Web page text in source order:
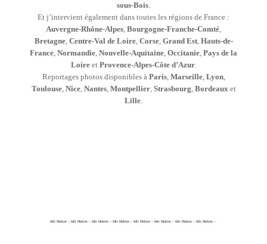
sous-Bois.
Et j’intervient également dans toutes les régions de France :
Auvergne-Rhône-Alpes, Bourgogne-Franche-Comté,
Bretagne, Centre-Val de Loire, Corse, Grand Est, Hauts-de-
France, Normandie, Nouvelle-Aquitaine, Occitanie, Pays de la
Loireet Provence-Alpes-Côte d’Azur.
Reportages photos disponibles à Paris, Marseille, Lyon,
Toulouse, Nice, Nantes, Montpellier, Strasbourg, Bordeauxet
Lille.
Idir Hakim – Idir Hakim – Idir Hakim – Idir Hakim – Idir Hakim – Idir Hakim – Idir Hakim – Idir Hakim –